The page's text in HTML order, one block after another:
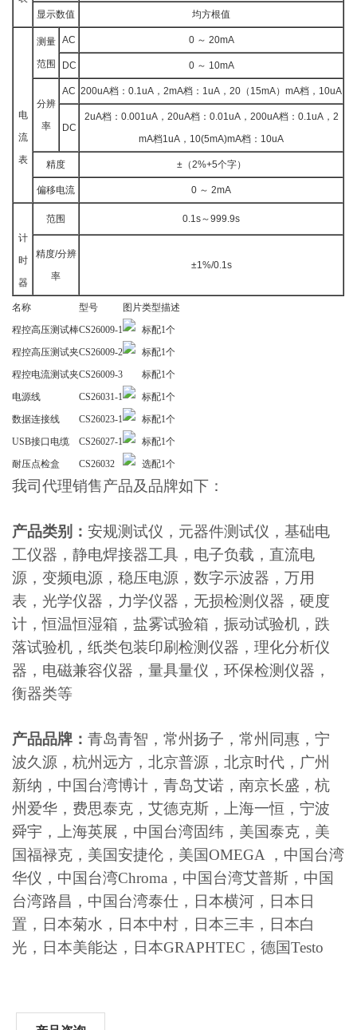
显示数值 均方根值
电
流
表
测量
范围
AC 0 ～ 20mA
DC 0 ～ 10mA
分辨
率
AC 200uA档：0.1uA，2mA档：1uA，20（15mA）mA档，10uA
DC
2uA档：0.001uA，20uA档：0.01uA，200uA档：0.1uA，2
mA档1uA，10(5mA)mA档：10uA
精度 ±（2%+5个字）
偏移电流 0 ～ 2mA
计
时
器
范围 0.1s～999.9s
精度/分辨
率
±1%/0.1s
名称 型号 图片类型描述
程控高压测试棒CS26009-1 标配1个
程控高压测试夹CS26009-2 标配1个
程控电流测试夹CS26009-3 标配1个
电源线
CS26031-1 标配1个
数据连接线
CS26023-1 标配1个
USB接口电缆
CS26027-1 标配1个
耐压点检盒
CS26032 选配1个
我司代理销售产品及品牌如下：
产品类别：安规测试仪，元器件测试仪，基础电
工仪器，静电焊接器工具，电子负载，直流电
源，变频电源，稳压电源，数字示波器，万用
表，光学仪器，力学仪器，无损检测仪器，硬度
计，恒温恒湿箱，盐雾试验箱，振动试验机，跌
落试验机，纸类包装印刷检测仪器，理化分析仪
器，电磁兼容仪器，量具量仪，环保检测仪器，
衡器类等
产品品牌：青岛青智，常州扬子，常州同惠，宁
波久源，杭州远方，北京普源，北京时代，广州
新纳，中国台湾博计，青岛艾诺，南京长盛，杭
州爱华，费思泰克，艾德克斯，上海一恒，宁波
舜宇，上海英展，中国台湾固纬，美国泰克，美
国福禄克，美国安捷伦，美国OMEGA ，中国台湾
华仪，中国台湾Chroma，中国台湾艾普斯，中国
台湾路昌，中国台湾泰仕，日本横河，日本日
置，日本菊水，日本中村，日本三丰，日本白
光，日本美能达，日本GRAPHTEC，德国Testo